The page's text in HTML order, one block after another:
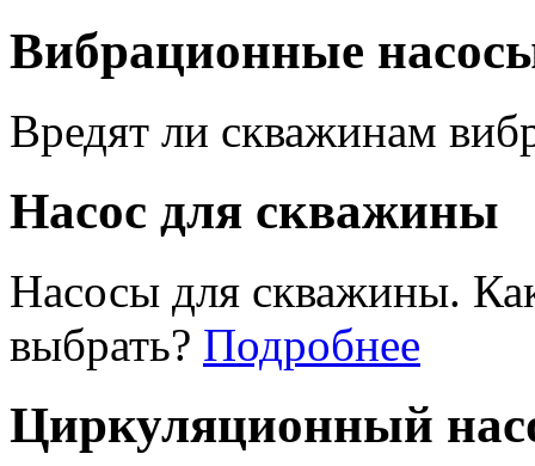
Вибрационные
Вредят ли скважинам
Насос для скважины
Насосы для скважины.
выбрать? Подробнее
Циркуляционный